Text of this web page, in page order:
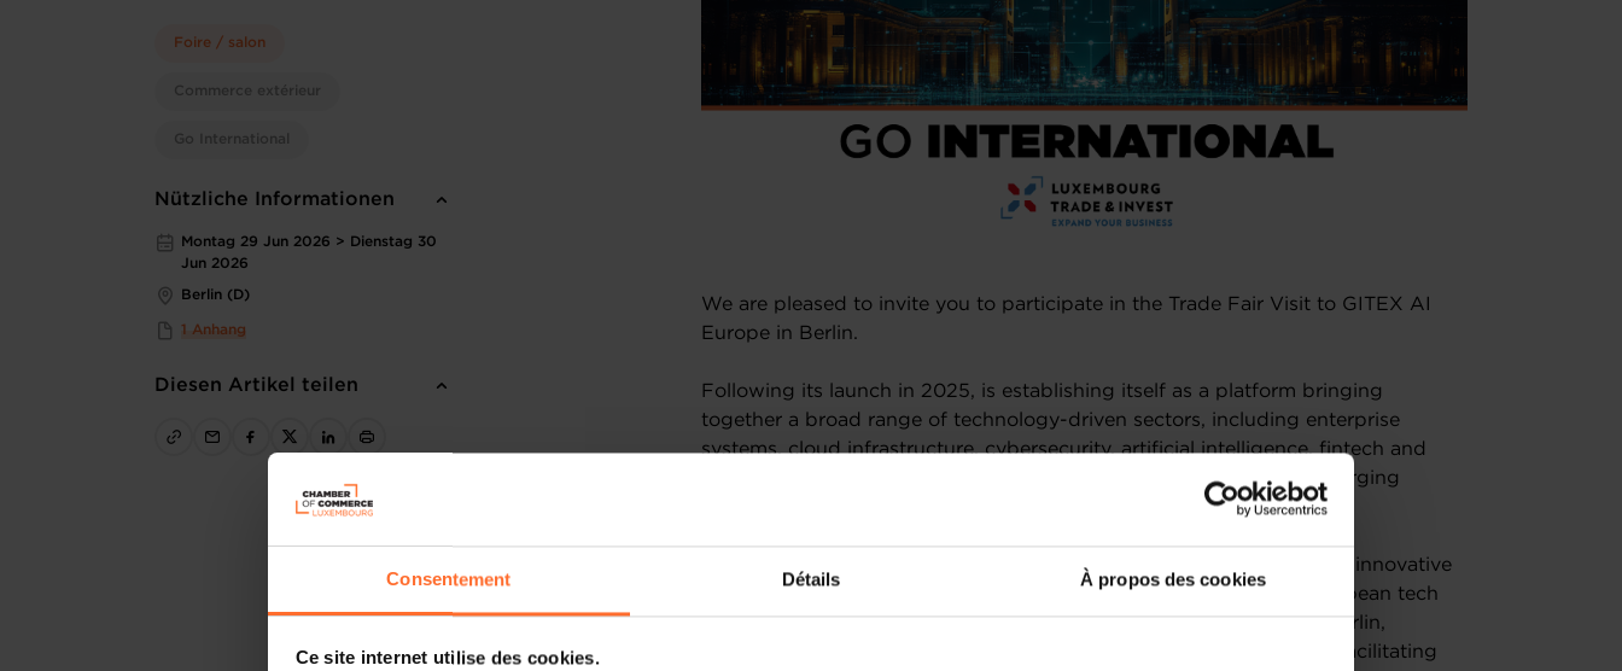
Consentement Détails À propos des cookies
Ce site internet utilise des cookies.
Foire / salon
Commerce extérieur
Go International
Nützliche Informationen
Montag 29 Jun 2026 > Dienstag 30
Jun 2026
Berlin (D)
1 Anhang
Diesen Artikel teilen
We are pleased to invite you to participate in the Trade Fair Visit to GITEX AI
Europe in Berlin.
Following its launch in 2025, is establishing itself as a platform bringing
together a broad range of technology-driven sectors, including enterprise
systems, cloud infrastructure, cybersecurity, artificial intelligence, fintech and
deep tech. It offers valuable insights into market developments, emerging
technologies and industry trends relevant to European businesses.
This visit will allow you to explore potential partnerships, benchmark innovative
solutions and identify business opportunities within a dynamic European tech
environment. The programme will also include ecosystem visits in Berlin,
providing direct exposure to the local tech and AI landscape while facilitating